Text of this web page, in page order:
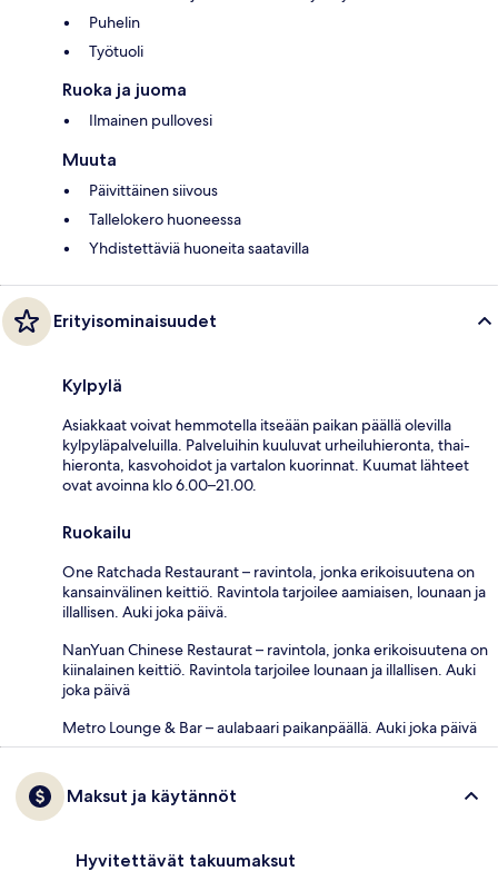
Puhelin
Työtuoli
Ruoka ja juoma
Ilmainen pullovesi
Muuta
Päivittäinen siivous
Tallelokero huoneessa
Yhdistettäviä huoneita saatavilla
Erityisominaisuudet
Kylpylä
Asiakkaat voivat hemmotella itseään paikan päällä olevilla
kylpyläpalveluilla. Palveluihin kuuluvat urheiluhieronta, thai-
hieronta, kasvohoidot ja vartalon kuorinnat. Kuumat lähteet
ovat avoinna klo 6.00–21.00.
Ruokailu
One Ratchada Restaurant – ravintola, jonka erikoisuutena on
kansainvälinen keittiö. Ravintola tarjoilee aamiaisen, lounaan ja
illallisen. Auki joka päivä.
NanYuan Chinese Restaurat – ravintola, jonka erikoisuutena on
kiinalainen keittiö. Ravintola tarjoilee lounaan ja illallisen. Auki
joka päivä
Metro Lounge & Bar – aulabaari paikanpäällä. Auki joka päivä
Maksut ja käytännöt
Hyvitettävät takuumaksut